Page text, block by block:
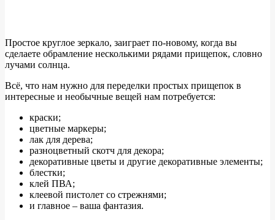
Простое круглое зеркало, заиграет по-новому, когда вы
сделаете обрамление несколькими рядами прищепок, словно
лучами солнца.
Всё, что нам нужно для переделки простых прищепок в
интересные и необычные вещей нам потребуется:
краски;
цветные маркеры;
лак для дерева;
разноцветный скотч для декора;
декоративные цветы и другие декоративные элементы;
блестки;
клей ПВА;
клеевой пистолет со стрежнями;
и главное – ваша фантазия.